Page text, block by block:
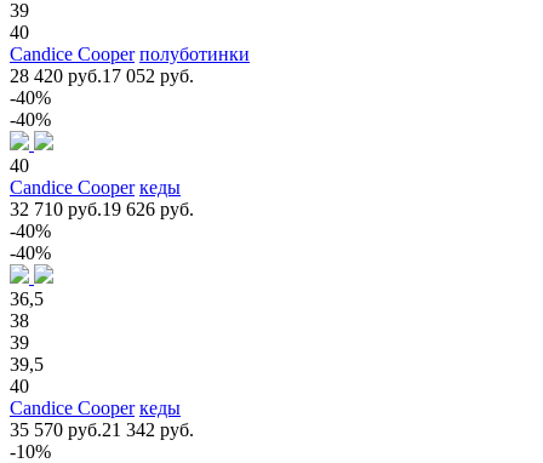
39
40
Candice Cooper полуботинки
28 420 руб.17 052 руб.
-40%
-40%
40
Candice Cooper кеды
32 710 руб.19 626 руб.
-40%
-40%
36,5
38
39
39,5
40
Candice Cooper кеды
35 570 руб.21 342 руб.
-10%